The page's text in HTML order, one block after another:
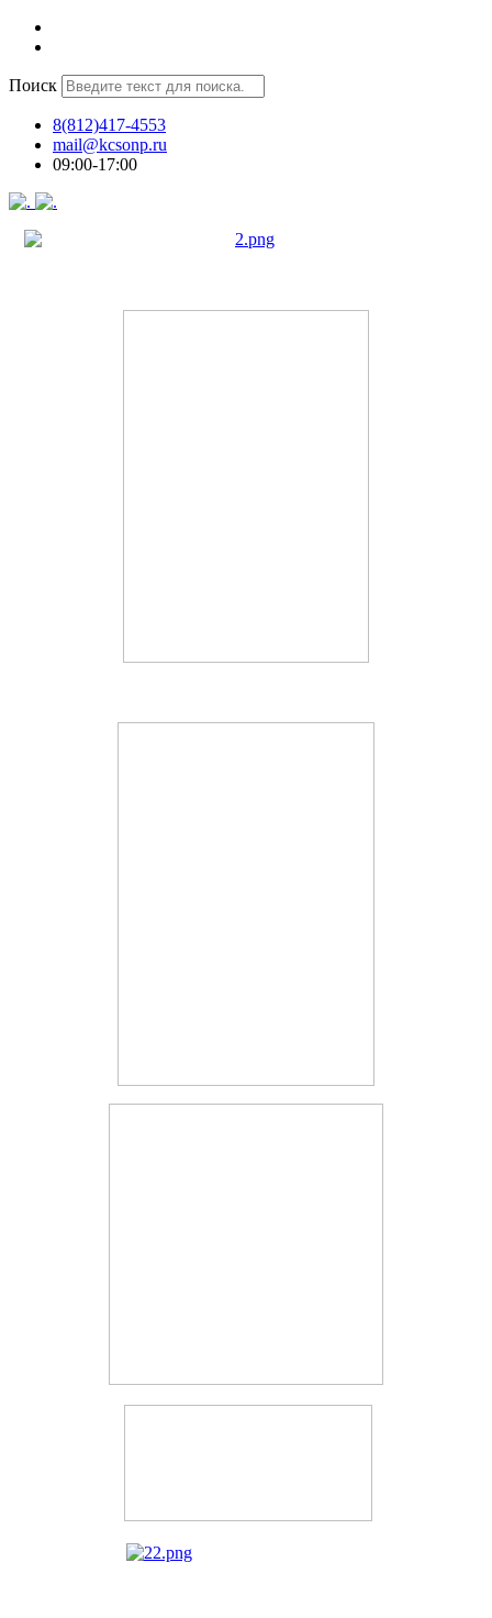
Поиск
8(812)417-4553
mail@kcsonp.ru
09:00-17:00